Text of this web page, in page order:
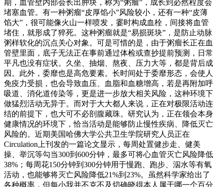
期，血管壁内部会长出肿块，称为“粥瘤”，成长到必然程度会
堵塞血管。有一种粥瘤“皮厚馅小”风险较小，还有一种“皮薄
馅大”，很可能像火山一样喷发，霎时构成血栓，间接将血管
堵住，就形成了猝死。这种粥瘤就是“易损斑块”，是防止动脉
粥样软化的沉点关心对象。可是可惜的是，由于粥瘤长正在血
管壁里面，底子无法正在事前通过体检或查抄提前预测，日常
平凡也没有症状。久坐、抽烟、熬夜、压力大等，都是背后成
因。此外，委靡也是高危要素。长时间处于委靡形态，会使人
免疫力受损，也会导致血压、血脂和血糖增高，若是再附加呼
吸道、消化道传染等，更是进一步放大相关风险，这种环境下
做猛烈活动无异于。而对于大大都人来说，正在对极限活动连
结的前提下，也大可不必剖腹藏珠。研究认为，正在领会本身
健康情况的环境下，恰当活动是能够防止慢性疾病、降低灭亡
风险的。近期美国哈佛大学公共卫生学院研究人员正在
Circulation上刊发的一篇论文显示，每周处置健步走、健美
操、举沉等勾当300到600分钟，最多可将心血管灭亡风险降低
38%；每周花150分钟到300分钟用于慢跑、跑步、泅水等有氧
活动，也能够将灭亡风险降低21%到23%。虽然科学家给出了
各种概率，但每小我并不克不及切确晓得本人属于哪一个百分